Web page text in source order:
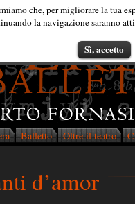
che, per migliorare la tua
la navigazione saranno
Sì, accetto
Balletto Oltre il teatro
d’amor